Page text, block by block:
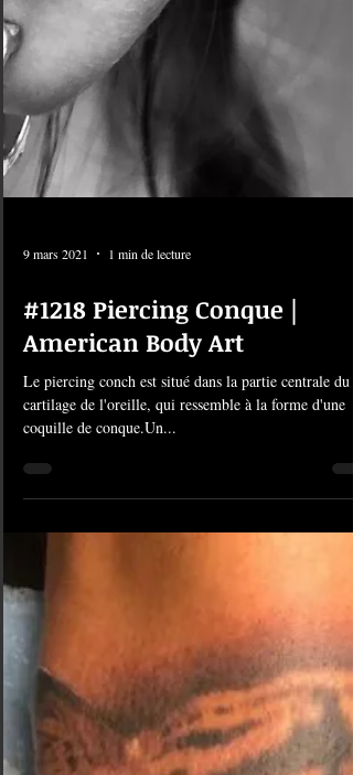
#1218 Piercing Conque |
American Body Art
Le piercing conch est situé dans la partie centrale du
cartilage de l'oreille, qui ressemble à la forme d'une
coquille de conque.Un...